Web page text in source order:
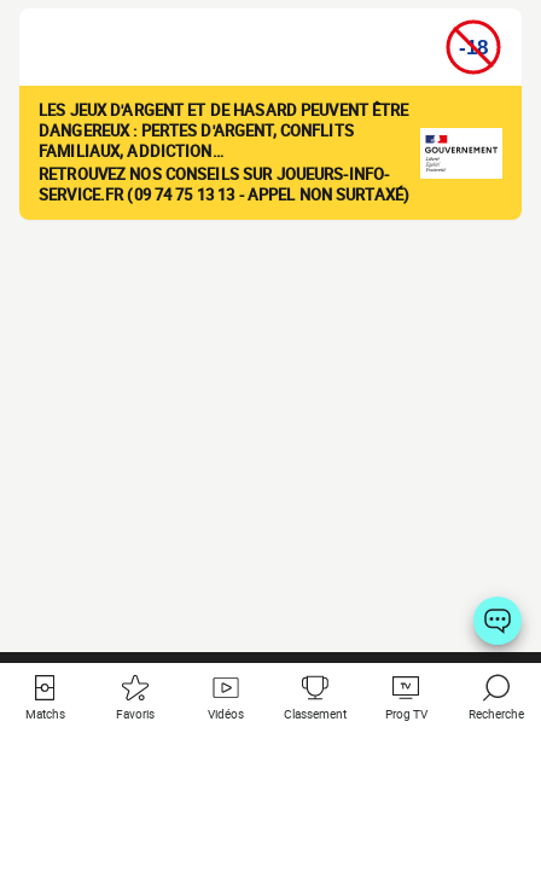
LES JEUX D'ARGENT ET DE HASARD PEUVENT ÊTRE
DANGEREUX : PERTES D'ARGENT, CONFLITS
FAMILIAUX, ADDICTION…
RETROUVEZ NOS CONSEILS SUR JOUEURS-INFO-
SERVICE.FR (09 74 75 13 13 - APPEL NON SURTAXÉ)
Matchs Favoris Vidéos Classement Prog TV Recherche